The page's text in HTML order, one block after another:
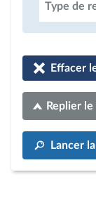
Type de
Effacer
Replier
Lancer